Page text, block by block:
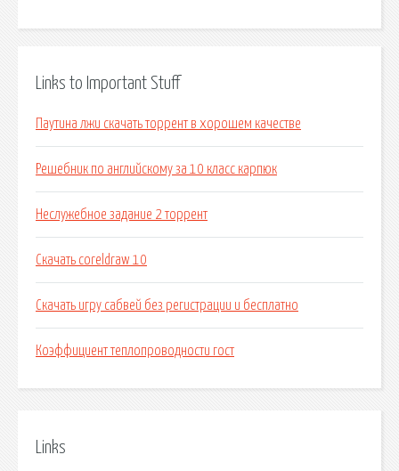
Links to Important Stuff
Паутина лжи скачать торрент в хорошем качестве
Решебник по английскому за 10 класс карпюк
Неслужебное задание 2 торрент
Скачать coreldraw 10
Скачать игру сабвей без регистрации и бесплатно
Коэффициент теплопроводности гост
Links